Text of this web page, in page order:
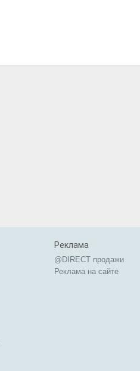
Реклама
@DIRECT продажи
Реклама на сайте